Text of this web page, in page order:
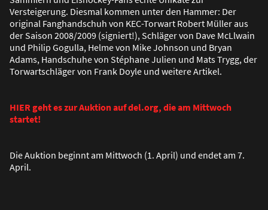
Versteigerung. Diesmal kommen unter den Hammer: Der
original Fanghandschuh von KEC-Torwart Robert Müller aus
der Saison 2008/2009 (signiert!), Schläger von Dave McLlwain
und Philip Gogulla, Helme von Mike Johnson und Bryan
Adams, Handschuhe von Stéphane Julien und Mats Trygg, der
Torwartschläger von Frank Doyle und weitere Artikel.
HIER geht es zur Auktion auf del.org, die am Mittwoch
startet!
Die Auktion beginnt am Mittwoch (1. April) und endet am 7.
April.